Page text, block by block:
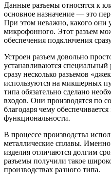
Данные разъемы относятся к
основное назначение — это
При этом неважно, какого они
микрофонного. Этот разъем
обеспечения подключения
Устроен разъем довольно
устанавливаются
сразу несколько разъемов
используются на микшерных
типа обязательно сделано
входов. Они производятся по
благодаря чему
функциональности.
В процессе производства
металлические сплавы. Именно
изделия отличаются долгим
разъемы получили такое
производствах разного типа.